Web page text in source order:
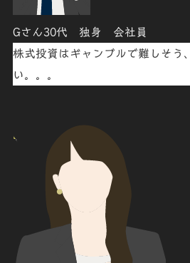
Gさん30代 独身 会社員
株式投資はギャンブルで難しそう、
い。。。